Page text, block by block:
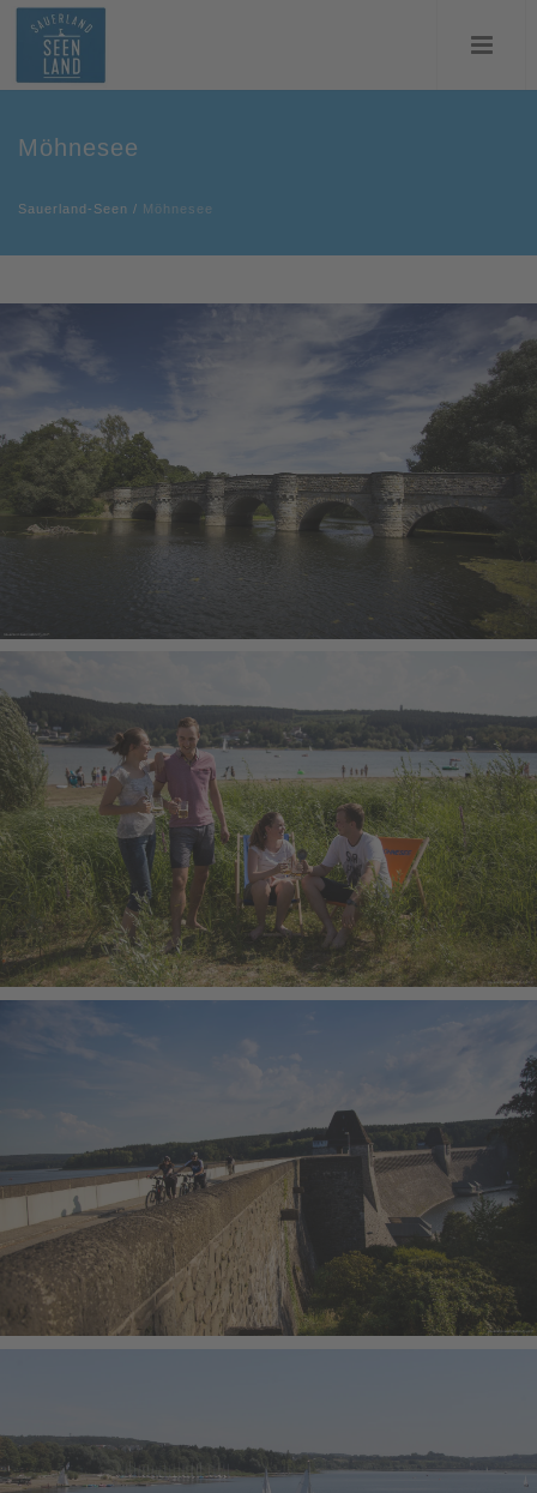
Möhnesee
Sauerland-Seen / Möhnesee